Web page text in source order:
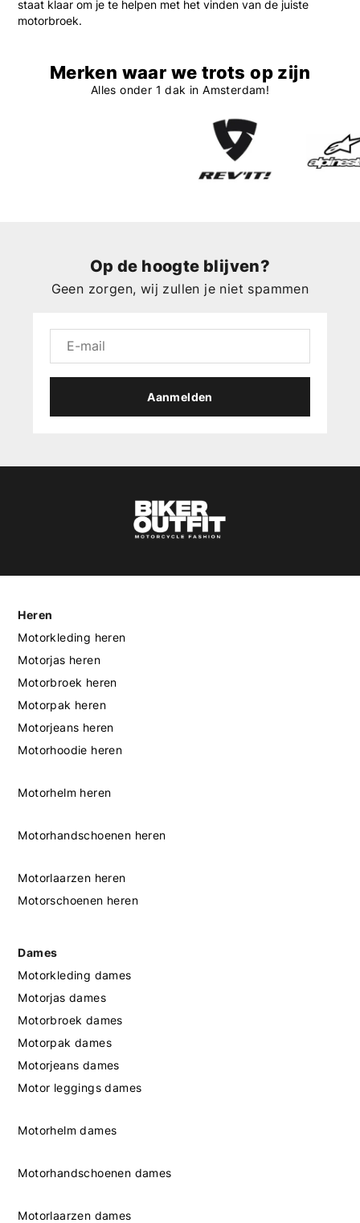
staat klaar om je te helpen met het vinden van de juiste
motorbroek.
Merken waar we trots op zijn
Alles onder 1 dak in Amsterdam!
Op de hoogte blijven?
Geen zorgen, wij zullen je niet spammen
Aanmelden
Heren
Motorkleding heren
Motorjas heren
Motorbroek heren
Motorpak heren
Motorjeans heren
Motorhoodie heren
Motorhelm heren
Motorhandschoenen heren
Motorlaarzen heren
Motorschoenen heren
Dames
Motorkleding dames
Motorjas dames
Motorbroek dames
Motorpak dames
Motorjeans dames
Motor leggings dames
Motorhelm dames
Motorhandschoenen dames
Motorlaarzen dames